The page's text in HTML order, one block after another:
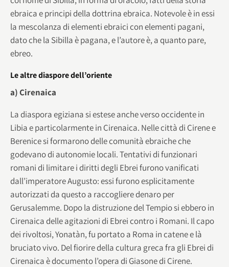
ebraica e principi della dottrina ebraica. Notevole è in essi
la mescolanza di elementi ebraici con elementi pagani,
dato che la Sibilla è pagana, e l’autore è, a quanto pare,
ebreo.
Le altre diaspore dell’oriente
a) Cirenaica
La diaspora egiziana si estese anche verso occidente in
Libia e particolarmente in Cirenaica. Nelle città di Cirene e
Berenice si formarono delle comunità ebraiche che
godevano di autonomie locali. Tentativi di funzionari
romani di limitare i diritti degli Ebrei furono vanificati
dall’imperatore Augusto: essi furono esplicitamente
autorizzati da questo a raccogliere denaro per
Gerusalemme. Dopo la distruzione del Tempio si ebbero in
Cirenaica delle agitazioni di Ebrei contro i Romani. Il capo
dei rivoltosi, Yonatàn, fu portato a Roma in catene e là
bruciato vivo. Del fiorire della cultura greca fra gli Ebrei di
Cirenaica è documento l’opera di Giasone di Cirene.